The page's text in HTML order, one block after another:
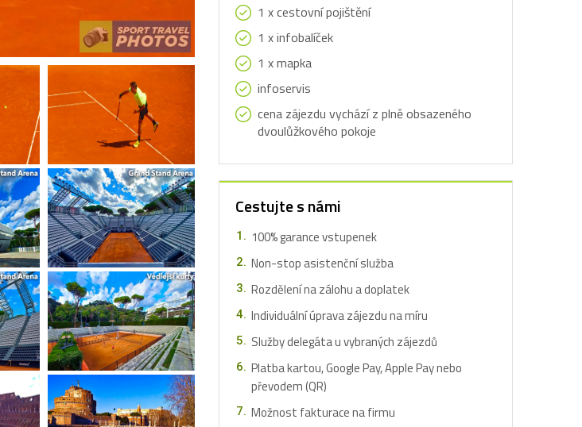
1 x cestovní pojištění
1 x infobalíček
1 x mapka
infoservis
cena zájezdu vychází z plně obsazeného
dvoulůžkového pokoje
Cestujte s námi
100% garance vstupenek
Non-stop asistenční služba
Rozdělení na zálohu a doplatek
Individuální úprava zájezdu na míru
Služby delegáta u vybraných zájezdů
Platba kartou, Google Pay, Apple Pay nebo
převodem (QR)
Možnost fakturace na firmu